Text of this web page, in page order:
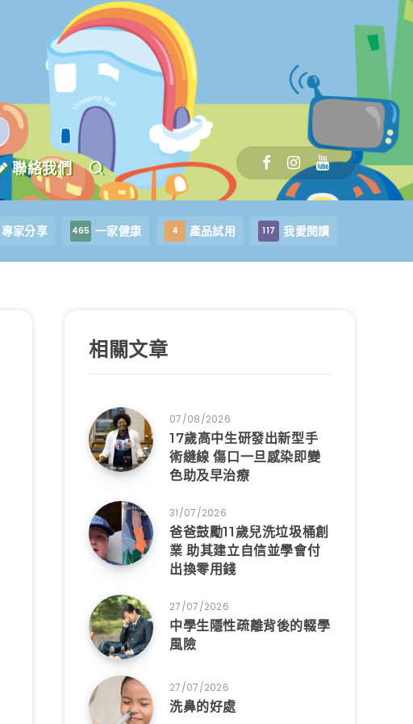
聯絡我們
專家分享 465 一家健康 4 產品試用 117 我愛閱讀
相關文章
07/08/2026
17歲高中生研發出新型手
術縫線 傷口一旦感染即變
色助及早治療
31/07/2026
爸爸鼓勵11歲兒洗垃圾桶創
業 助其建立自信並學會付
出換零用錢
27/07/2026
中學生隱性疏離背後的輟學
風險
27/07/2026
洗鼻的好處